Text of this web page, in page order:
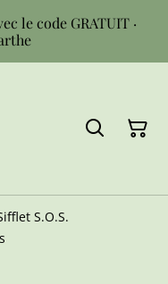
le code GRATUIT ·
S.O.S.